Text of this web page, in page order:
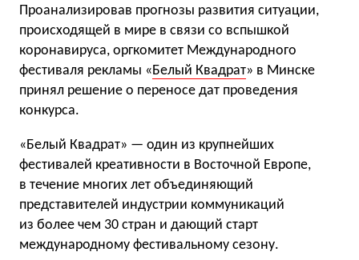
Проанализировав прогнозы развития ситуации,
происходящей в мире в связи со вспышкой
коронавируса, оргкомитет Международного
фестиваля рекламы «Белый Квадрат» в Минске
принял решение о переносе дат проведения
конкурса.
«Белый Квадрат» — один из крупнейших
фестивалей креативности в Восточной Европе,
в течение многих лет объединяющий
представителей индустрии коммуникаций
из более чем 30 стран и дающий старт
международному фестивальному сезону.